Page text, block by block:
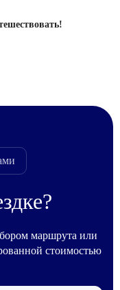
маршрута или
стоимостью